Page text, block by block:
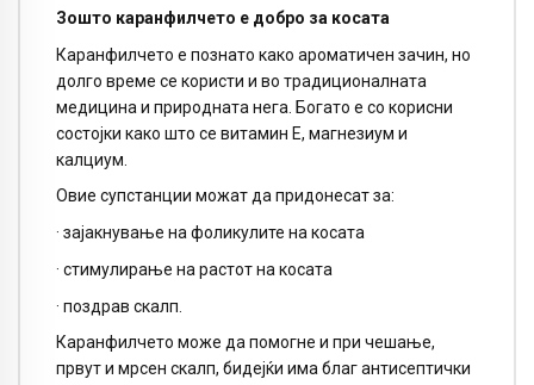
Зошто каранфилчето е добро за косата
Каранфилчето е познато како ароматичен зачин, но
долго време се користи и во традиционалната
медицина и природната нега. Богато е со корисни
состојки како што се витамин Е, магнезиум и
калциум.
Овие супстанции можат да придонесат за:
· зајакнување на фоликулите на косата
· стимулирање на растот на косата
· поздрав скалп.
Каранфилчето може да помогне и при чешање,
првут и мрсен скалп, бидејќи има благ антисептички